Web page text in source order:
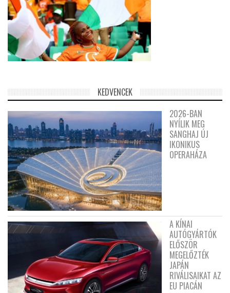
KEDVENCEK
2026-BAN
NYÍLIK MEG
SANGHAJ ÚJ
IKONIKUS
OPERAHÁZA
A KÍNAI
AUTÓGYÁRTÓK
ELŐSZÖR
MEGELŐZTÉK
JAPÁN
RIVÁLISAIKAT AZ
EU PIACÁN